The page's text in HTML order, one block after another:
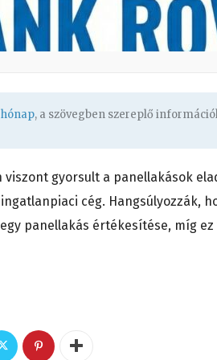
hónap, a szövegben szereplő
gyorsult a panellakások
cég. Hangsúlyozzák,
panellakás értékesítése, míg